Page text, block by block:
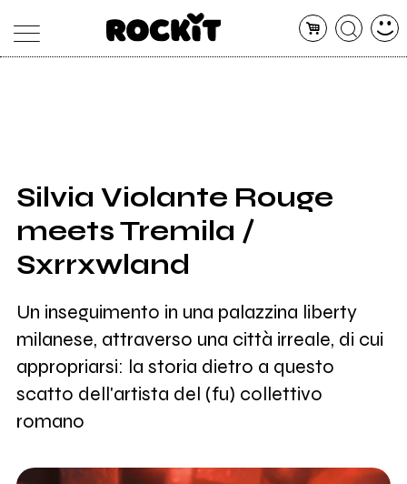
SHOP
RADIO
Silvia Violante Rouge
meets Tremila /
Sxrrxwland
Un inseguimento in una palazzina liberty
milanese, attraverso una città irreale, di cui
appropriarsi: la storia dietro a questo
scatto dell'artista del (fu) collettivo
romano